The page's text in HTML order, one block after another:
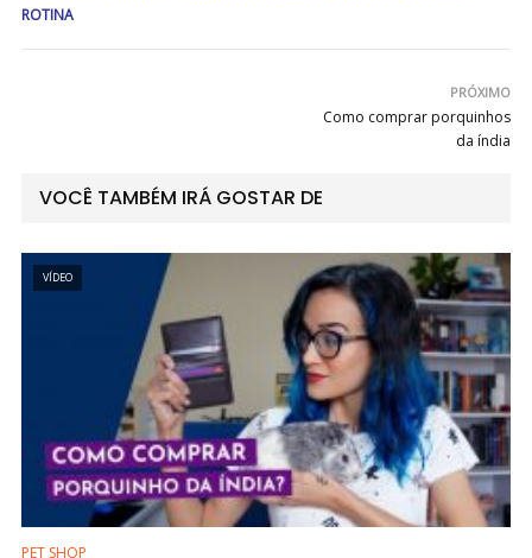
ROTINA
PRÓXIMO
Como comprar porquinhos
da índia
VOCÊ TAMBÉM IRÁ GOSTAR DE
VÍDEO
PET SHOP